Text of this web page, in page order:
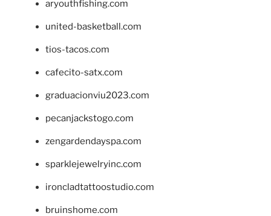
aryouthfishing.com
united-basketball.com
tios-tacos.com
cafecito-satx.com
graduacionviu2023.com
pecanjackstogo.com
zengardendayspa.com
sparklejewelryinc.com
ironcladtattoostudio.com
bruinshome.com